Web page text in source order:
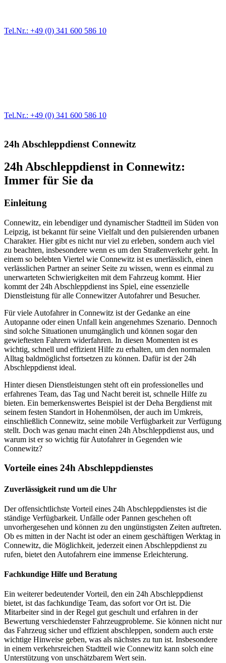
Tel.Nr.: +49 (0) 341 600 586 10
Tel.Nr.: +49 (0) 341 600 586 10
24h Abschleppdienst Connewitz
24h Abschleppdienst in Connewitz:
Immer für Sie da
Einleitung
Connewitz, ein lebendiger und dynamischer Stadtteil im Süden von
Leipzig, ist bekannt für seine Vielfalt und den pulsierenden urbanen
Charakter. Hier gibt es nicht nur viel zu erleben, sondern auch viel
zu beachten, insbesondere wenn es um den Straßenverkehr geht. In
einem so belebten Viertel wie Connewitz ist es unerlässlich, einen
verlässlichen Partner an seiner Seite zu wissen, wenn es einmal zu
unerwarteten Schwierigkeiten mit dem Fahrzeug kommt. Hier
kommt der 24h Abschleppdienst ins Spiel, eine essenzielle
Dienstleistung für alle Connewitzer Autofahrer und Besucher.
Für viele Autofahrer in Connewitz ist der Gedanke an eine
Autopanne oder einen Unfall kein angenehmes Szenario. Dennoch
sind solche Situationen unumgänglich und können sogar den
gewieftesten Fahrern widerfahren. In diesen Momenten ist es
wichtig, schnell und effizient Hilfe zu erhalten, um den normalen
Alltag baldmöglichst fortsetzen zu können. Dafür ist der 24h
Abschleppdienst ideal.
Hinter diesen Dienstleistungen steht oft ein professionelles und
erfahrenes Team, das Tag und Nacht bereit ist, schnelle Hilfe zu
bieten. Ein bemerkenswertes Beispiel ist der Deha Bergdienst mit
seinem festen Standort in Hohenmölsen, der auch im Umkreis,
einschließlich Connewitz, seine mobile Verfügbarkeit zur Verfügung
stellt. Doch was genau macht einen 24h Abschleppdienst aus, und
warum ist er so wichtig für Autofahrer in Gegenden wie
Connewitz?
Vorteile eines 24h Abschleppdienstes
Zuverlässigkeit rund um die Uhr
Der offensichtlichste Vorteil eines 24h Abschleppdienstes ist die
ständige Verfügbarkeit. Unfälle oder Pannen geschehen oft
unvorhergesehen und können zu den ungünstigsten Zeiten auftreten.
Ob es mitten in der Nacht ist oder an einem geschäftigen Werktag in
Connewitz, die Möglichkeit, jederzeit einen Abschleppdienst zu
rufen, bietet den Autofahrern eine immense Erleichterung.
Fachkundige Hilfe und Beratung
Ein weiterer bedeutender Vorteil, den ein 24h Abschleppdienst
bietet, ist das fachkundige Team, das sofort vor Ort ist. Die
Mitarbeiter sind in der Regel gut geschult und erfahren in der
Bewertung verschiedenster Fahrzeugprobleme. Sie können nicht nur
das Fahrzeug sicher und effizient abschleppen, sondern auch erste
wichtige Hinweise geben, was als nächstes zu tun ist. Insbesondere
in einem verkehrsreichen Stadtteil wie Connewitz kann solch eine
Unterstützung von unschätzbarem Wert sein.